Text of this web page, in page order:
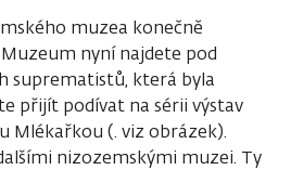
muzea konečně
nyní najdete pod
suprematistů, která byla
přijít podívat na sérii výstav
Mlékařkou (. viz obrázek).
nizozemskými muzei. Ty